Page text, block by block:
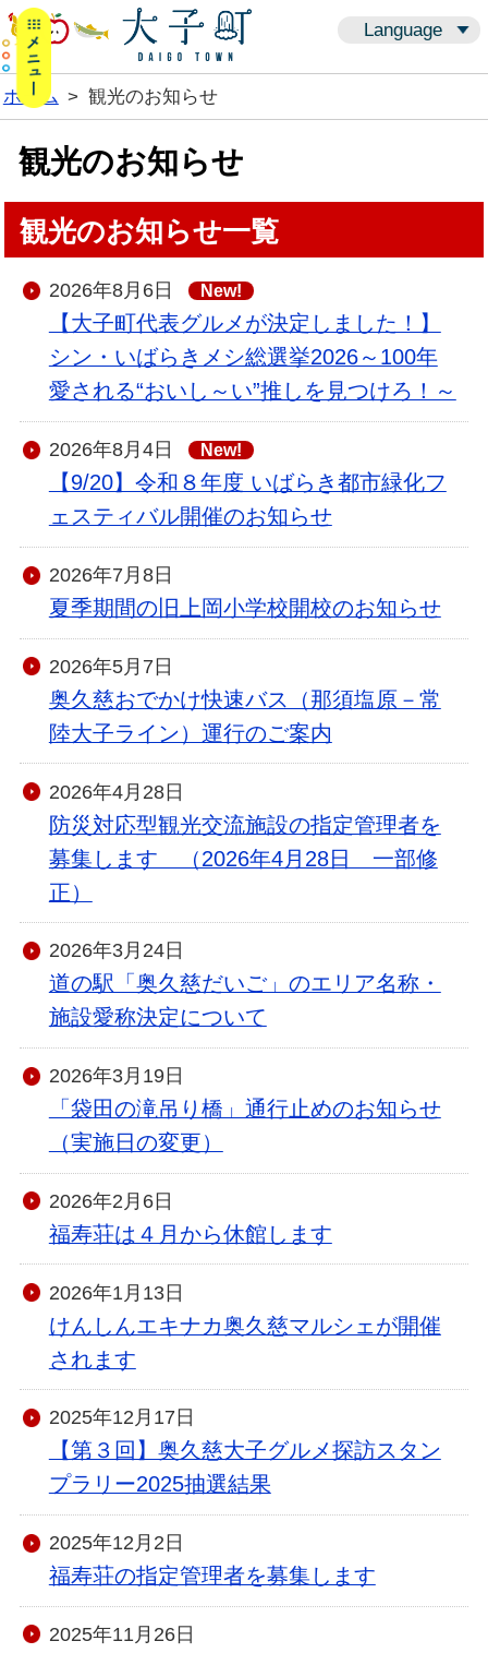
Language
メニューボタン
ホーム > 観光のお知らせ
観光のお知らせ
観光のお知らせ一覧
2026年8月6日 New!
【大子町代表グルメが決定しました！】
シン・いばらきメシ総選挙2026～100年
愛される“おいし～い”推しを見つけろ！～
2026年8月4日 New!
【9/20】令和８年度 いばらき都市緑化フ
ェスティバル開催のお知らせ
2026年7月8日
夏季期間の旧上岡小学校開校のお知らせ
2026年5月7日
奥久慈おでかけ快速バス（那須塩原－常
陸大子ライン）運行のご案内
2026年4月28日
防災対応型観光交流施設の指定管理者を
募集します （2026年4月28日 一部修
正）
2026年3月24日
道の駅「奥久慈だいご」のエリア名称・
施設愛称決定について
2026年3月19日
「袋田の滝吊り橋」通行止めのお知らせ
（実施日の変更）
2026年2月6日
福寿荘は４月から休館します
2026年1月13日
けんしんエキナカ奥久慈マルシェが開催
されます
2025年12月17日
【第３回】奥久慈大子グルメ探訪スタン
プラリー2025抽選結果
2025年12月2日
福寿荘の指定管理者を募集します
2025年11月26日